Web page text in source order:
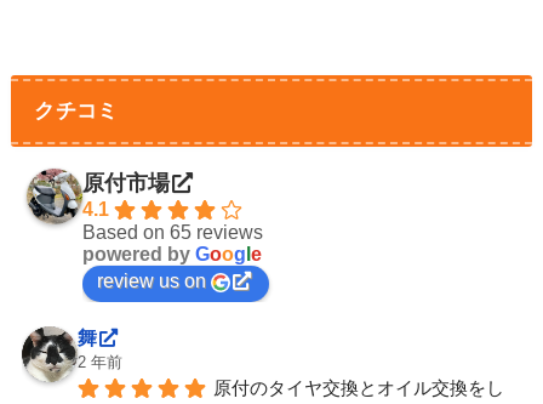
クチコミ
原付市場
4.1
Based on 65 reviews
powered by Goog e
review us on
舞
2 年前
原付のタイヤ交換とオイル交換をし